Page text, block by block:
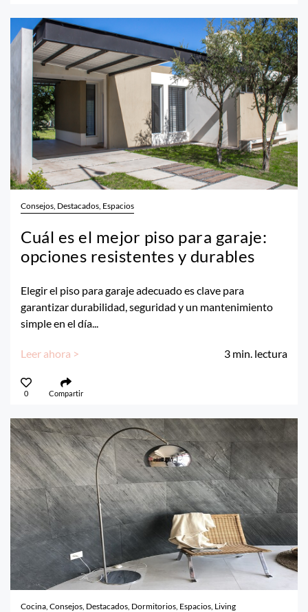
Consejos, Destacados, Espacios
Cuál es el mejor piso para garaje:
opciones resistentes y durables
Elegir el piso para garaje adecuado es clave para
garantizar durabilidad, seguridad y un mantenimiento
simple en el día...
Leer ahora > 3 min. lectura
0 Compartir
Cocina, Consejos, Destacados, Dormitorios, Espacios, Living